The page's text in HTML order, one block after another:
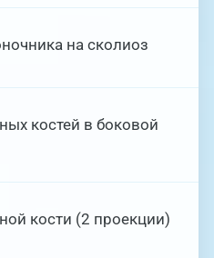
на сколиоз
костей в боковой
кости (2 проекции)